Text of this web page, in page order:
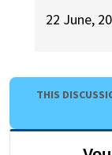
22 June,
THIS